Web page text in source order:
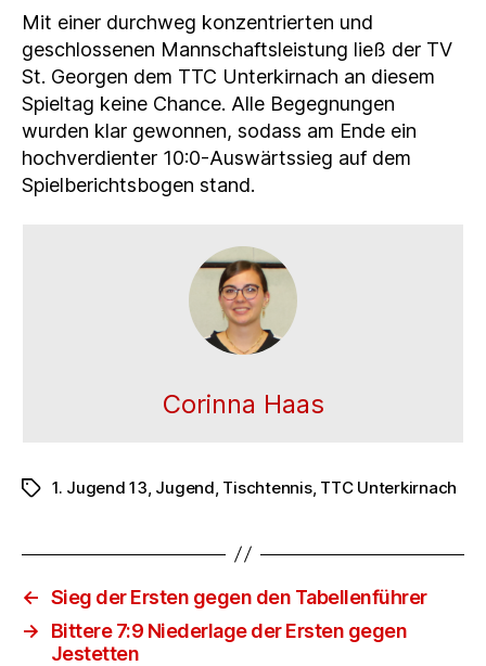
Mit einer durchweg konzentrierten und
geschlossenen Mannschaftsleistung ließ der TV
St. Georgen dem TTC Unterkirnach an diesem
Spieltag keine Chance. Alle Begegnungen
wurden klar gewonnen, sodass am Ende ein
hochverdienter 10:0-Auswärtssieg auf dem
Spielberichtsbogen stand.
Corinna Haas
Schlagwörter
1. Jugend 13 Jugend Tischtennis, TTC Unterkirnach
← Sieg der Ersten gegen den Tabellenführer
→
Bittere 7:9 Niederlage der Ersten gegen
Jestetten